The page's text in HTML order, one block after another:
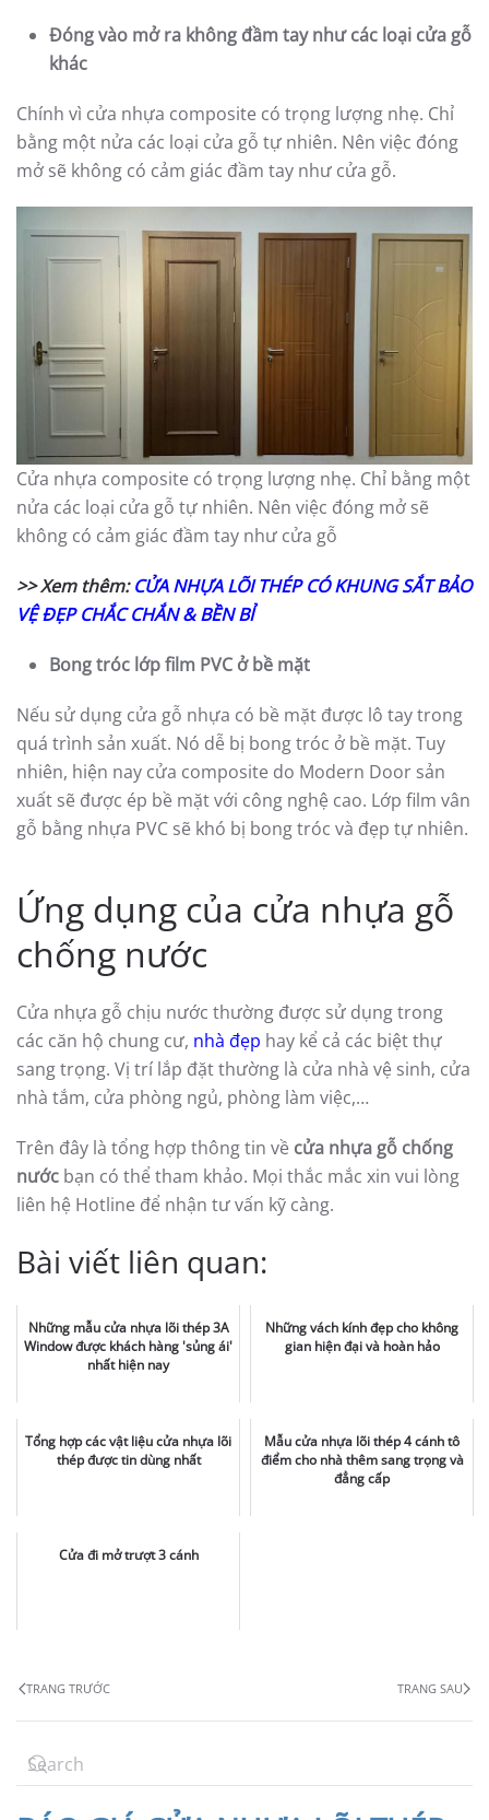
Đóng vào mở ra không đầm tay như các loại cửa gỗ
khác
Chính vì cửa nhựa composite có trọng lượng nhẹ. Chỉ
bằng một nửa các loại cửa gỗ tự nhiên. Nên việc đóng
mở sẽ không có cảm giác đầm tay như cửa gỗ.
Cửa nhựa composite có trọng lượng nhẹ. Chỉ bằng một
nửa các loại cửa gỗ tự nhiên. Nên việc đóng mở sẽ
không có cảm giác đầm tay như cửa gỗ
>> Xem thêm:CỬA NHỰA LÕI THÉP CÓ KHUNG SẮT BẢO
VỆ ĐẸP CHẮC CHẮN & BỀN BỈ
Bong tróc lớp film PVC ở bề mặt
Nếu sử dụng cửa gỗ nhựa có bề mặt được lô tay trong
quá trình sản xuất. Nó dễ bị bong tróc ở bề mặt. Tuy
nhiên, hiện nay cửa composite do Modern Door sản
xuất sẽ được ép bề mặt với công nghệ cao. Lớp film vân
gỗ bằng nhựa PVC sẽ khó bị bong tróc và đẹp tự nhiên.
Ứng dụng của cửa nhựa gỗ
chống nước
Cửa nhựa gỗ chịu nước thường được sử dụng trong
các căn hộ chung cư, nhà đẹp hay kể cả các biệt thự
sang trọng. Vị trí lắp đặt thường là cửa nhà vệ sinh, cửa
nhà tắm, cửa phòng ngủ, phòng làm việc,…
Trên đây là tổng hợp thông tin về cửa nhựa gỗ chống
nước bạn có thể tham khảo. Mọi thắc mắc xin vui lòng
liên hệ Hotline để nhận tư vấn kỹ càng.
Bài viết liên quan:
Những mẫu cửa nhựa lõi thép 3A
Window được khách hàng 'sủng ái'
nhất hiện nay
Những vách kính đẹp cho không
gian hiện đại và hoàn hảo
Tổng hợp các vật liệu cửa nhựa lõi
thép được tin dùng nhất
Mẫu cửa nhựa lõi thép 4 cánh tô
điểm cho nhà thêm sang trọng và
đẳng cấp
Cửa đi mở trượt 3 cánh
TRANG TRƯỚC TRANG SAU